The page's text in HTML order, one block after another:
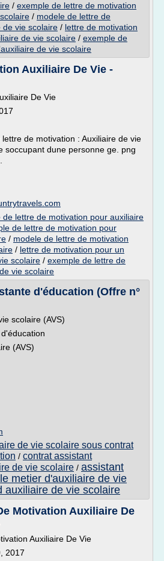
/ exemple de lettre de motivation
/ modele de lettre de
de vie scolaire / lettre de motivation
de vie scolaire / exemple de
de vie scolaire
Auxiliaire De Vie -
De Vie
de motivation : Auxiliaire de vie
soccupant dune personne ge. png
de lettre de motivation pour auxiliaire
de lettre de motivation pour
/ modele de lettre de motivation
/ lettre de motivation pour un
scolaire / exemple de lettre de
vie scolaire
d'éducation (Offre n°
scolaire (AVS)
(AVS)
de vie scolaire sous contrat
/ contrat assistant
de vie scolaire / assistant
le metier d'auxiliaire de vie
auxiliaire de vie scolaire
Motivation Auxiliaire De
Auxiliaire De Vie
2017